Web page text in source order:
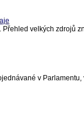
Přehled velkých zdrojů
v